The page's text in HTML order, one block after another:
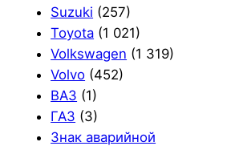
Suzuki (257)
Toyota (1 021)
Volkswagen (1 319)
Volvo (452)
ВАЗ (1)
ГАЗ (3)
Знак аварийной